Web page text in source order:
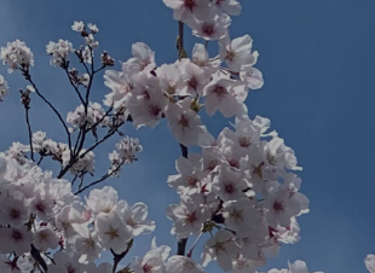
エレベーター広告とか